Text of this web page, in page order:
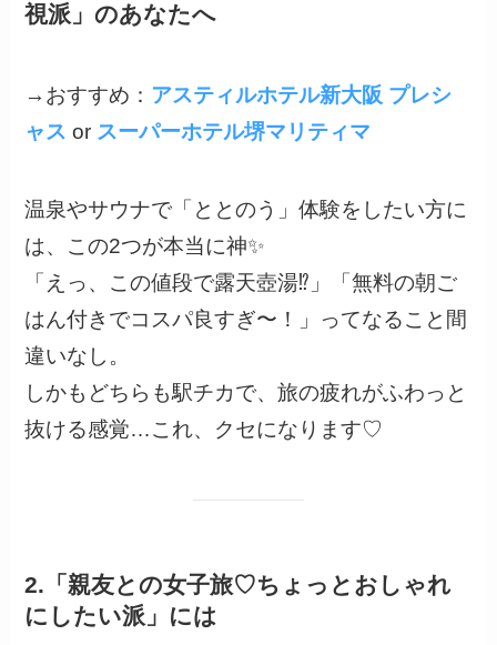
視派」のあなたへ
→おすすめ： アスティルホテル新大阪 プレシ
ャス or スーパーホテル堺マリティマ
温泉やサウナで「ととのう」体験をしたい方に
は、この2つが本当に神✨
「えっ、この値段で露天壺湯⁉」「無料の朝ご
はん付きでコスパ良すぎ〜！」ってなること間
違いなし。
しかもどちらも駅チカで、旅の疲れがふわっと
抜ける感覚…これ、クセになります♡
2.「親友との女子旅♡ちょっとおしゃれ
にしたい派」には